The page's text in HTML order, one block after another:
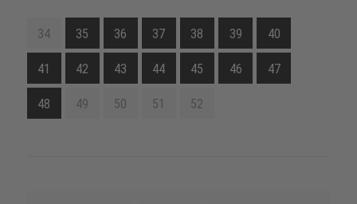
34 35 36 37 38 39 40
41 42 43 44 45 46 47
48 49 50 51 52